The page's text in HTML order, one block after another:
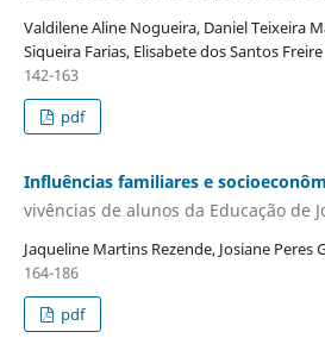
Valdilene Aline Nogueira, Daniel Teixeira
Siqueira Farias, Elisabete dos Santos Freire
142-163
pdf
Influências familiares e
vivências de alunos da Educação de
Jaqueline Martins Rezende, Josiane Peres
164-186
pdf